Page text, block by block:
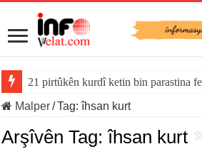
21 pirtûkên kurdî ketin bin parastina
Malper/Tag:îhsan kurt
Arşîvên Tag:îhsan kurt